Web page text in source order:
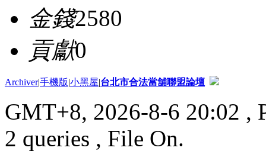
金錢2580
貢獻0
Archiver|手機版|小黑屋|台北市合法當舖聯盟論壇
GMT+8, 2026-8-6 20:02 ,
2 queries , File On.